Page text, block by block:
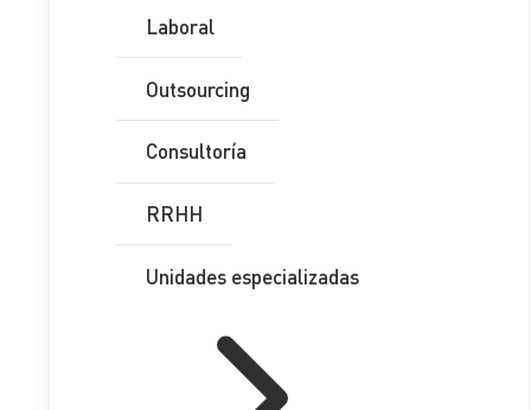
Laboral
Outsourcing
Consultoría
RRHH
Unidades especializadas
Francesc Costa Fernández
ABOGADO